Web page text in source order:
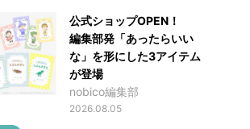
公式ショップOPEN！
編集部発「あったらいい
な」を形にした3アイテム
が登場
nobico編集部
2026.08.05